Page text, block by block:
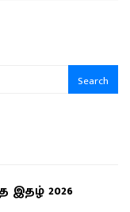
Search
இதழ் 2026